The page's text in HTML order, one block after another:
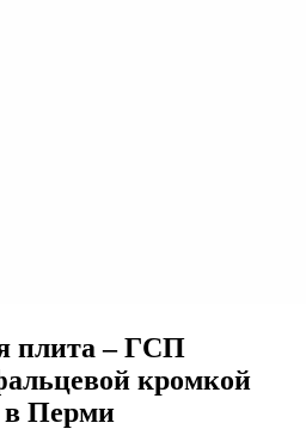
плита – ГСП
кромкой
в Перми